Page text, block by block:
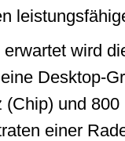
erwartet wird
Desktop-
(Chip) und
einer